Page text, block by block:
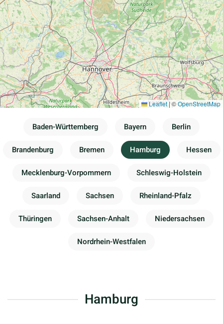
Leaflet |©OpenStreetMap
Baden-Württemberg Bayern Berlin
Brandenburg Bremen Hamburg Hessen
Mecklenburg-Vorpommern Schleswig-Holstein
Saarland Sachsen Rheinland-Pfalz
Thüringen Sachsen-Anhalt Niedersachsen
Nordrhein-Westfalen
Hamburg